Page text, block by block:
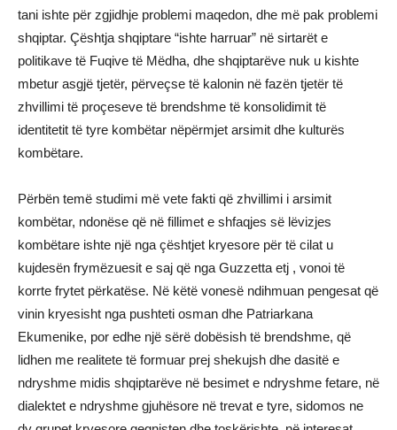
tani ishte për zgjidhje problemi maqedon, dhe më pak problemi
shqiptar. Çështja shqiptare “ishte harruar” në sirtarët e
politikave të Fuqive të Mëdha, dhe shqiptarëve nuk u kishte
mbetur asgjë tjetër, përveçse të kalonin në fazën tjetër të
zhvillimi të proçeseve të brendshme të konsolidimit të
identitetit të tyre kombëtar nëpërmjet arsimit dhe kulturës
kombëtare.
Përbën temë studimi më vete fakti që zhvillimi i arsimit
kombëtar, ndonëse që në fillimet e shfaqjes së lëvizjes
kombëtare ishte një nga çështjet kryesore për të cilat u
kujdesën frymëzuesit e saj që nga Guzzetta etj , vonoi të
korrte frytet përkatëse. Në këtë vonesë ndihmuan pengesat që
vinin kryesisht nga pushteti osman dhe Patriarkana
Ekumenike, por edhe një sërë dobësish të brendshme, që
lidhen me realitete të formuar prej shekujsh dhe dasitë e
ndryshme midis shqiptarëve në besimet e ndryshme fetare, në
dialektet e ndryshme gjuhësore në trevat e tyre, sidomos ne